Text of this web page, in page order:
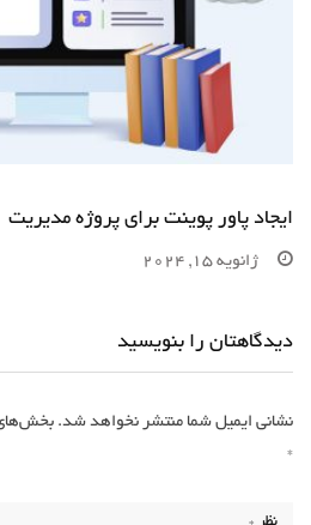
ایجاد پاور پوینت برای پروژه مدیریت
ژانویه 15, 2024
دیدگاهتان را بنویسید
نشانی ایمیل شما منتشر نخواهد شد. بخش‌های
*